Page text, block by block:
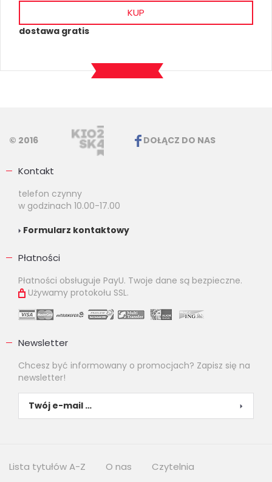
KUP
dostawa gratis
© 2016 DOŁĄCZ DO NAS
Kontakt
telefon czynny
w godzinach 10.00-17.00
Formularz kontaktowy
Płatności
Płatności obsługuje PayU. Twoje dane są bezpieczne.
Używamy protokołu SSL.
Newsletter
Chcesz być informowany o promocjach? Zapisz się na
newsletter!
Lista tytułów A-Z O nas Czytelnia